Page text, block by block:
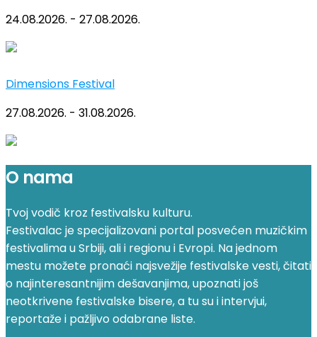
24.08.2026. - 27.08.2026.
Dimensions Festival
27.08.2026. - 31.08.2026.
O nama
Tvoj vodič kroz festivalsku kulturu.
Festivalac je specijalizovani portal posvećen muzičkim
festivalima u Srbiji, ali i regionu i Evropi. Na jednom
mestu možete pronaći najsvežije festivalske vesti, čitati
o najinteresantnijim dešavanjima, upoznati još
neotkrivene festivalske bisere, a tu su i intervjui,
reportaže i pažljivo odabrane liste.